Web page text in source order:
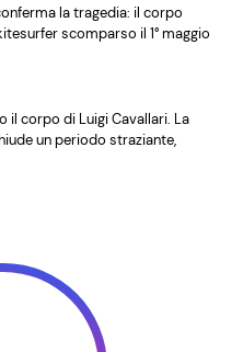
la tragedia: il corpo
scomparso il 1° maggio
il corpo di Luigi Cavallari. La
un periodo straziante,